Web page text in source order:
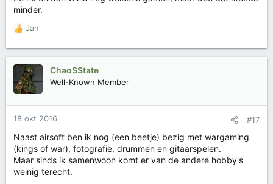
minder.
W
r
e
i
n
e
n
:
Jan
ChaoSState
Well-Known Member
18 okt 2016 #17
Naast airsoft ben ik nog (een beetje) bezig met wargaming
(kings of war), fotografie, drummen en gitaarspelen.
Maar sinds ik samenwoon komt er van de andere hobby's
weinig terecht.